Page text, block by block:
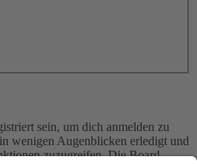
sein, um dich anmelden zu
wenigen Augenblicken erledigt und
zuzugreifen. Die Board-